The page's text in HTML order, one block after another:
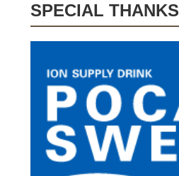
SPECIAL THANKS